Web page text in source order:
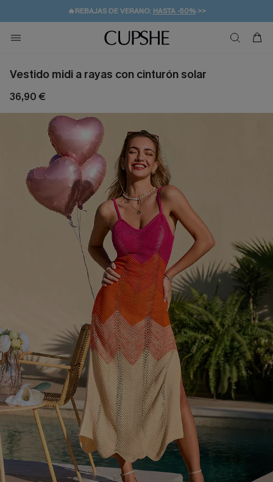
👒PROMOCIÓN DE VERANO:-10% EN 2 VESTIDOS
💌¡SUSCRIBIRSE & GANAR -10% EXTRA!
🚚ENVÍO GRATUITO A PARTIR DE 49 € >>
Vestido midi a rayas con cinturón solar
36,90 €